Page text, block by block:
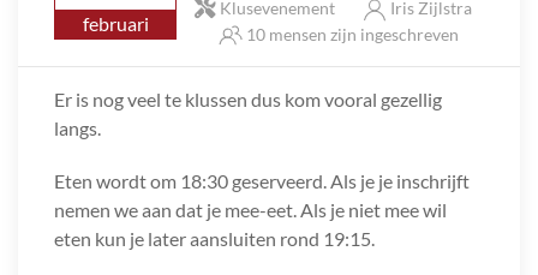
februari
Klusevenement
Iris Zijlstra
10 mensen zijn ingeschreven
Er is nog veel te klussen dus kom vooral gezellig
langs.
Eten wordt om 18:30 geserveerd. Als je je inschrijft
nemen we aan dat je mee-eet. Als je niet mee wil
eten kun je later aansluiten rond 19:15.